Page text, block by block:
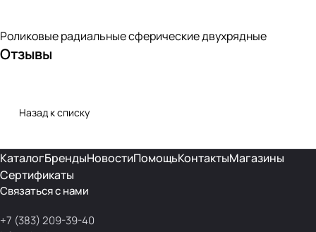
Роликовые радиальные сферические двухрядные
Отзывы
Назад к списку
КаталогБрендыНовостиПомощьКонтактыМагазины
Сертификаты
Связаться с нами
+7 (383) 209-39-40